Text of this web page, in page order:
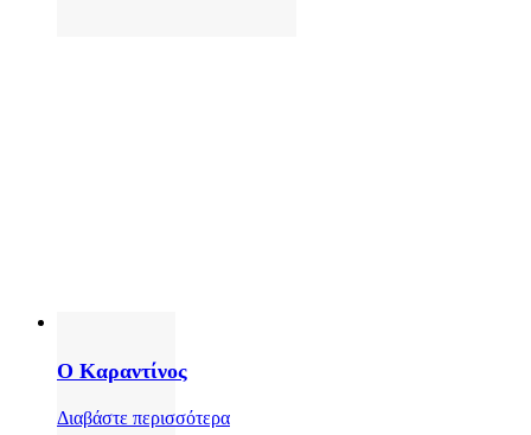
Ο Καραντίνος
Διαβάστε περισσότερα